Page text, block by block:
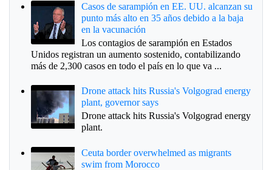
Casos de sarampión en EE. UU. alcanzan su
punto más alto en 35 años debido a la baja
en la vacunación
Los contagios de sarampión en Estados
Unidos registran un aumento sostenido, contabilizando
más de 2,300 casos en todo el país en lo que va ...
Drone attack hits Russia's Volgograd energy
plant, governor says
Drone attack hits Russia's Volgograd energy
plant.
Ceuta border overwhelmed as migrants
swim from Morocco